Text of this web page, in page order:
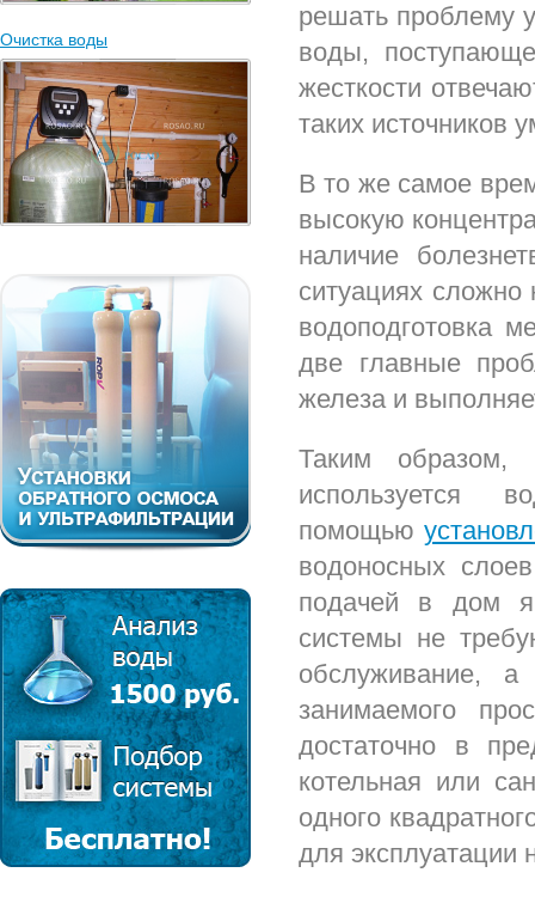
Очистка воды
решать проблему
воды,
жесткости
таких источников
В то же самое
высокую
наличие
ситуациях сложно
водоподготовка
две главные
железа и
Таким образом,
используется
помощью
водоносных
подачей в дом
системы не
обслуживание,
занимаемого
достаточно в
котельная или
одного
для эксплуатации